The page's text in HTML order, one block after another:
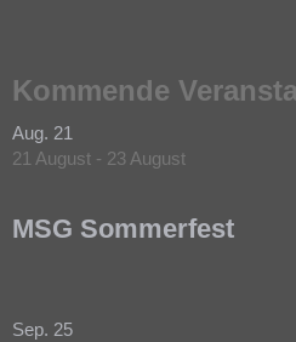
Kommende
Aug. 21
21 August - 23 August
MSG Sommerfest
Sep. 25